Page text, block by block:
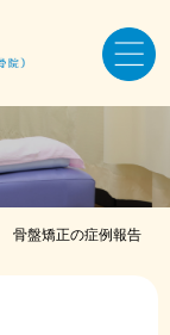
骨盤矯正の症例報告